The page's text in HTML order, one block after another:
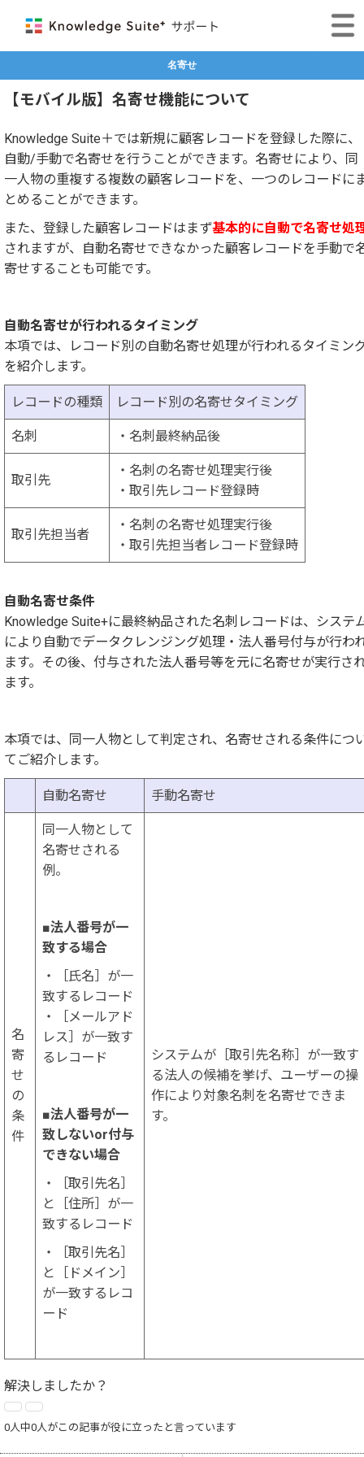
名寄せ
【モバイル版】名寄せ機能について
Knowledge Suite＋では新規に顧客レコードを登録した際に、
自動/手動で名寄せを行うことができます。名寄せにより、同
一人物の重複する複数の顧客レコードを、一つのレコードに
とめることができます。
また、登録した顧客レコードはまず基本的に自動で名寄せ処
されますが、自動名寄せできなかった顧客レコードを手動で
寄せすることも可能です。
自動名寄せが行われるタイミング
本項では、レコード別の自動名寄せ処理が行われるタイミン
を紹介します。
レコードの種類 レコード別の名寄せタイミング
名刺 ・名刺最終納品後
取引先
・名刺の名寄せ処理実行後
・取引先レコード登録時
取引先担当者
・名刺の名寄せ処理実行後
・取引先担当者レコード登録時
自動名寄せ条件
Knowledge Suite+に最終納品された名刺レコードは、システ
により自動でデータクレンジング処理・法人番号付与が行わ
ます。その後、付与された法人番号等を元に名寄せが実行さ
ます。
本項では、同一人物として判定され、名寄せされる条件につ
てご紹介します。
自動名寄せ 手動名寄せ
名
寄
せ
の
条
件
同一人物として
名寄せされる
例。
■法人番号が一
致する場合
・［氏名］が一
致するレコード
・［メールアド
レス］が一致す
るレコード
■法人番号が一
致しないor付与
できない場合
・［取引先名］
と［住所］が一
致するレコード
・［取引先名］
と［ドメイン］
が一致するレコ
ード
システムが［取引先名称］が一致す
る法人の候補を挙げ、ユーザーの操
作により対象名刺を名寄せできま
す。
解決しましたか？
0人中0人がこの記事が役に立ったと言っています